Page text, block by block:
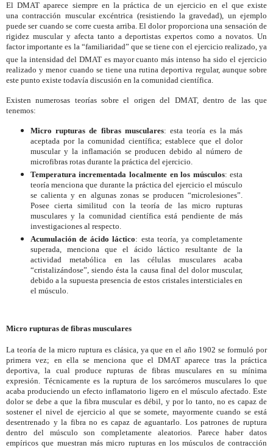
El DMAT aparece siempre en la práctica de un ejercicio en el que existe
una contracción muscular excéntrica (resistiendo la gravedad), un ejemplo
puede ser cuando se corre cuesta arriba. El dolor proporciona una sensación de
rigidez muscular y afecta tanto a deportistas expertos como a novatos. Un
factor importante es la “familiaridad” que se tiene con el ejercicio realizado, ya
que la intensidad del DMAT es mayor cuanto más intenso ha sido el ejercicio
realizado y menor cuando se tiene una rutina deportiva regular, aunque sobre
este punto existe todavía discusión en la comunidad científica.
Existen numerosas teorías sobre el origendel DMAT, dentro de las que
tenemos:
Micro rupturas de fibras musculares: esta teoría es la más
aceptada por la comunidad científica; establece que el dolor
muscular y la inflamación se producen debido al número de
microfibras rotas durante la práctica del ejercicio.
Temperatura incrementada localmente en los músculos: esta
teoría menciona que durante la práctica del ejercicio el músculo
se calienta y en algunas zonas se producen “microlesiones”.
Posee cierta similitud con la teoría de las micro rupturas
musculares y la comunidad científica está pendiente de más
investigaciones al respecto.
Acumulación de ácido láctico: esta teoría, ya completamente
superada, menciona que el
ácido láctico
resultante de la
actividad metabólica en las células musculares acaba
“cristalizándose”, siendo ésta la causa final del dolor muscular,
debido a la supuesta presencia de estos cristales intersticiales en
el músculo.
Micro rupturas de fibras musculares
La teoría de la micro ruptura es clásica, ya que en el año 1902 se formuló por
primera vez; en ella se menciona que el DMAT aparece tras la práctica
deportiva, la cual produce rupturas de fibras musculares en su mínima
expresión. Técnicamente es la ruptura de los sarcómeros musculares lo que
acaba produciendo un efecto inflamatorio ligero en el músculo afectado. Este
dolor se debe a que la fibra muscular es débil, y por lo tanto, no es capaz de
sostener el nivel de ejercicio al que se somete, mayormente cuando se está
desentrenado y la fibra no es capaz de aguantarlo. Los patrones de ruptura
dentro del músculo son completamente aleatorios.
Parece haber datos
empíricos que muestran más micro rupturas en los músculos de contracción